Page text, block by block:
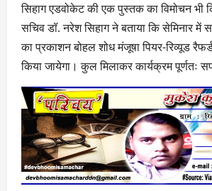
सिहाग एडवोकेट की एक पुस्तक का विमोचन भी
सचिव डॉ. नरेश सिहाग ने बताया कि सेमिनार में
का प्रकाशन बोहल शोध मंजूषा पियर-रिव्यूड
किया जायेगा। कुल मिलाकर कार्यक्रम पूर्णतः